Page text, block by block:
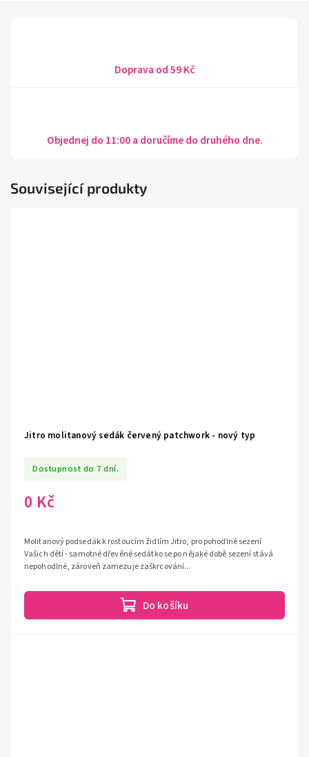
Doprava od 59 Kč
Objednej do 11:00 a doručíme do druhého dne.
Související produkty
Jitro molitanový sedák červený patchwork - nový typ
Dostupnost do 7 dní.
0 Kč
Do košíku
Molitanový podsedák k rostoucím židlím Jitro, pro pohodlné sezení
Vašich dětí - samotné dřevěné sedátko se po nějaké době sezení stává
nepohodlné, zároveň zamezuje zaškrcování...